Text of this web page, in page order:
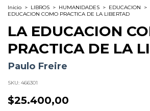
Inicio > LIBROS > HUMANIDADES > EDUCACION >
EDUCACION COMO PRACTICA DE LA LIBERTAD
LA EDUCACION
PRACTICA DE LA
Paulo Freire
SKU: 466301
$25.400,00